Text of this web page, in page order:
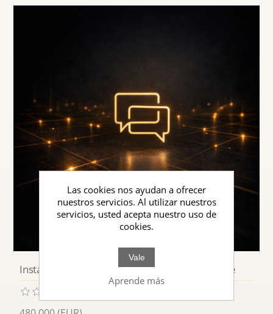
Instancias de Comunicación y Soporte al Cliente
Las cookies nos ayudan a ofrecer
nuestros servicios. Al utilizar nuestros
servicios, usted acepta nuestro uso de
cookies.
Vale
Aprende más